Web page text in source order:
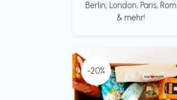
Berlin, London, Paris, Rom
& mehr!
-20%